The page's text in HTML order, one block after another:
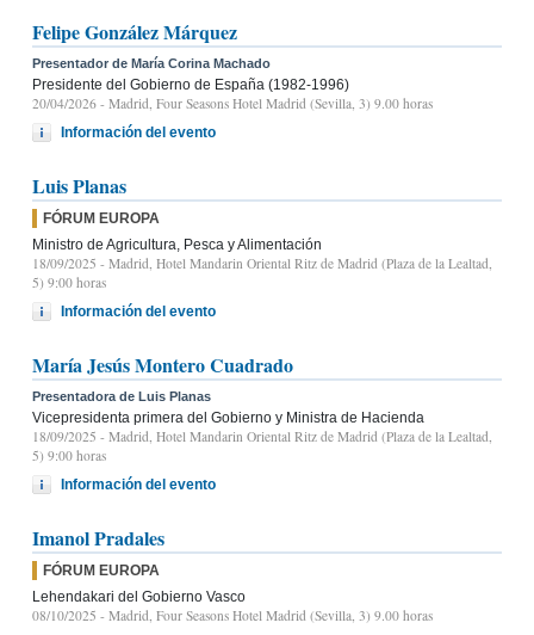
Felipe González Márquez
Presentador de María Corina Machado
Presidente del Gobierno de España (1982-1996)
20/04/2026 - Madrid, Four Seasons Hotel Madrid (Sevilla, 3) 9.00 horas
Información del evento
Luis Planas
FÓRUM EUROPA
Ministro de Agricultura, Pesca y Alimentación
18/09/2025 - Madrid, Hotel Mandarin Oriental Ritz de Madrid (Plaza de la Lealtad,
5) 9:00 horas
Información del evento
María Jesús Montero Cuadrado
Presentadora de Luis Planas
Vicepresidenta primera del Gobierno y Ministra de Hacienda
18/09/2025 - Madrid, Hotel Mandarin Oriental Ritz de Madrid (Plaza de la Lealtad,
5) 9:00 horas
Información del evento
Imanol Pradales
FÓRUM EUROPA
Lehendakari del Gobierno Vasco
08/10/2025 - Madrid, Four Seasons Hotel Madrid (Sevilla, 3) 9.00 horas